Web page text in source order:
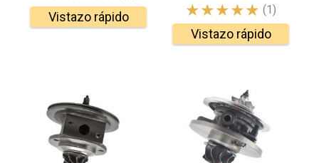
Vistazo rápido (1)
Vistazo rápido